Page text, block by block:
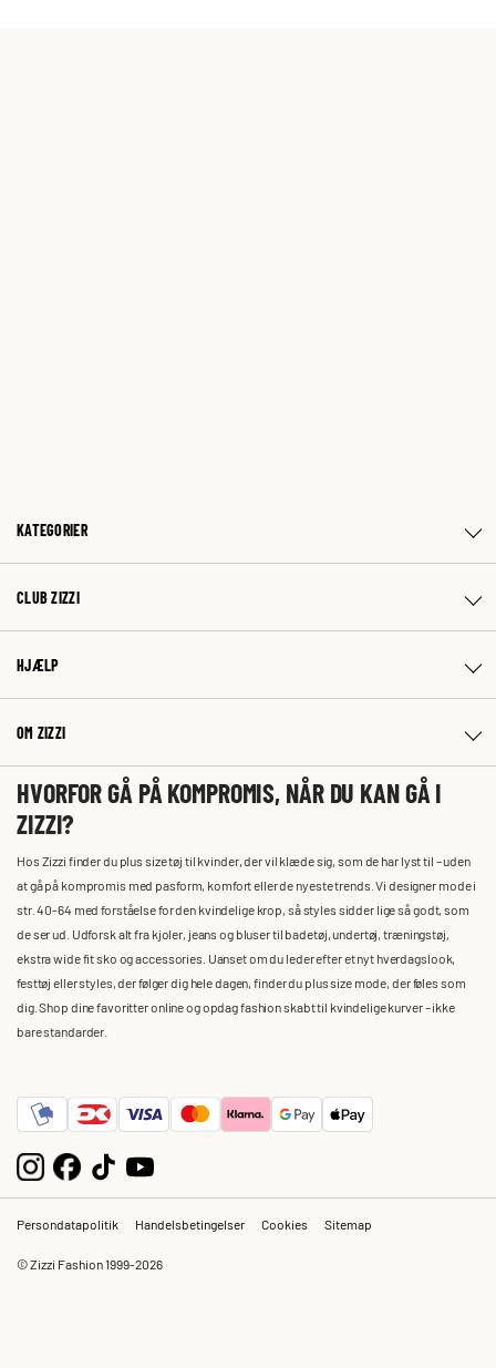
KATEGORIER
CLUB ZIZZI
HJÆLP
OM ZIZZI
HVORFOR GÅ PÅ KOMPROMIS, NÅR DU KAN GÅ I
ZIZZI?
Hos Zizzi finder du plus size tøj til kvinder, der vil klæde sig, som de har lyst til – uden
at gå på kompromis med pasform, komfort eller de nyeste trends. Vi designer mode i
str. 40-64 med forståelse for den kvindelige krop, så styles sidder lige så godt, som
de ser ud. Udforsk alt fra kjoler, jeans og bluser til badetøj, undertøj, træningstøj,
ekstra wide fit sko og accessories. Uanset om du leder efter et nyt hverdagslook,
festtøj eller styles, der følger dig hele dagen, finder du plus size mode, der føles som
dig. Shop dine favoritter online og opdag fashion skabt til kvindelige kurver – ikke
bare standarder.
Persondatapolitik Handelsbetingelser Cookies Sitemap
© Zizzi Fashion 1999-2026